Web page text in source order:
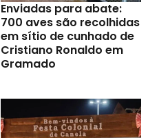
Enviadas para abate:
700 aves são recolhidas
em sítio de cunhado de
Cristiano Ronaldo em
Gramado